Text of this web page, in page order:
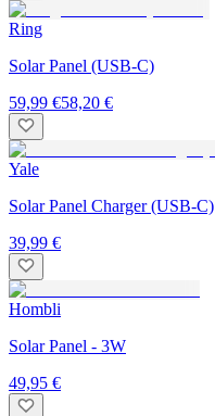
Ring
Solar Panel (USB-C)
59,99 €58,20 €
Yale
Solar Panel Charger (USB-C)
39,99 €
Hombli
Solar Panel - 3W
49,95 €